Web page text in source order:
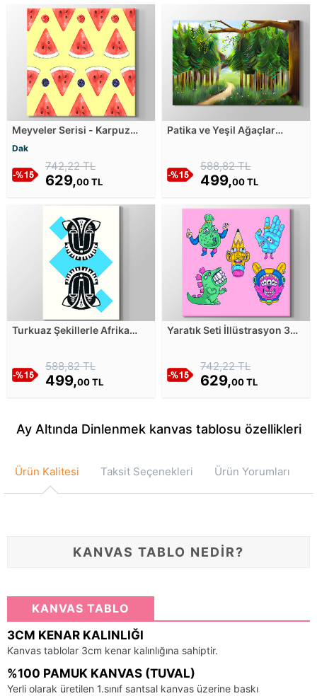
Meyveler Serisi - Karpuz
Dak
742,22 TL
629,00 TL
Patika ve Yeşil Ağaçlar
588,82 TL
499,00 TL
Turkuaz Şekillerle Afrika
588,82 TL
499,00 TL
Yaratık Seti İllüstrasyon 3
742,22 TL
629,00 TL
Ay Altında Dinlenmek kanvas tablosu özellikleri
Ürün Kalitesi Taksit Seçenekleri Ürün Yorumları
KANVAS TABLO NEDİR?
KANVAS TABLO
3CM KENAR KALINLIĞI
Kanvas tablolar 3cm kenar kalınlığına sahiptir.
%100 PAMUK KANVAS (TUVAL)
Yerli olarak üretilen 1.sınıf santsal kanvas üzerine baskı